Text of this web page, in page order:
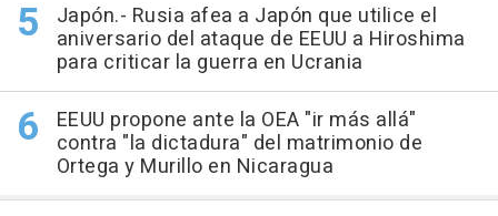
Japón.- Rusia afea a Japón que utilice el
aniversario del ataque de EEUU a Hiroshima
para criticar la guerra en Ucrania
EEUU propone ante la OEA "ir más allá"
contra "la dictadura" del matrimonio de
Ortega y Murillo en Nicaragua